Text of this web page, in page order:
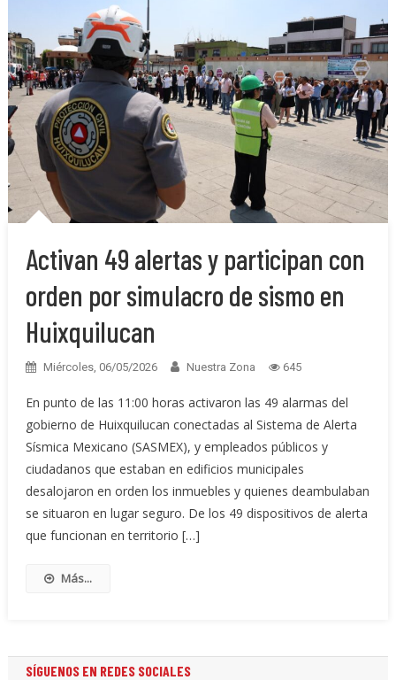
Activan 49 alertas y participan con
orden por simulacro de sismo en
Huixquilucan
Miércoles, 06/05/2026 Nuestra Zona 645
En punto de las 11:00 horas activaron las 49 alarmas del
gobierno de Huixquilucan conectadas al Sistema de Alerta
Sísmica Mexicano (SASMEX), y empleados públicos y
ciudadanos que estaban en edificios municipales
desalojaron en orden los inmuebles y quienes deambulaban
se situaron en lugar seguro. De los 49 dispositivos de alerta
que funcionan en territorio […]
Más...
SÍGUENOS EN REDES SOCIALES